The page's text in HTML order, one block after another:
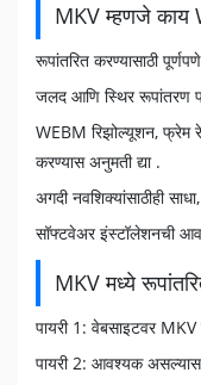
MKV म्हणजे काय
रूपांतरित करण्यासाठी
जलद आणि स्थिर रूपांतरण
WEBM रिझोल्यूशन, फ्रेम
करण्यास अनुमती द्या .
अगदी नवशिक्यांसाठीही
सॉफ्टवेअर इंस्टॉलेशनची
MKV मध्ये
पायरी 1: वेबसाइटवर
पायरी 2: आवश्यक